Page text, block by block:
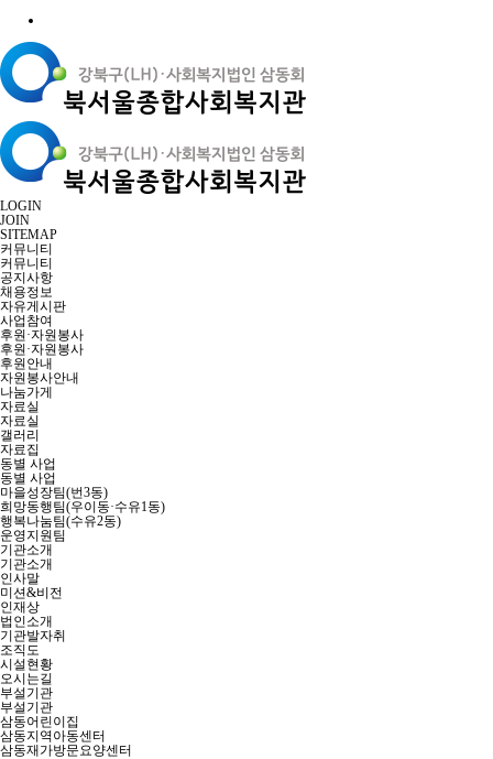
LOGIN
JOIN
SITEMAP
커뮤니티
커뮤니티
공지사항
채용정보
자유게시판
사업참여
후원·자원봉사
후원·자원봉사
후원안내
자원봉사안내
나눔가게
자료실
자료실
갤러리
자료집
동별 사업
동별 사업
마을성장팀(번3동)
희망동행팀(우이동·수유1동)
행복나눔팀(수유2동)
운영지원팀
기관소개
기관소개
인사말
미션&비전
인재상
법인소개
기관발자취
조직도
시설현황
오시는길
부설기관
부설기관
삼동어린이집
삼동지역아동센터
삼동재가방문요양센터